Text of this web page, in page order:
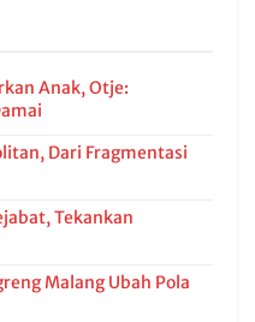
Anak, Otje:
Dari Fragmentasi
Tekankan
Malang Ubah Pola